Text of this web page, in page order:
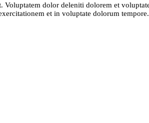
Voluptatem dolor deleniti dolorem et
et in voluptate dolorum